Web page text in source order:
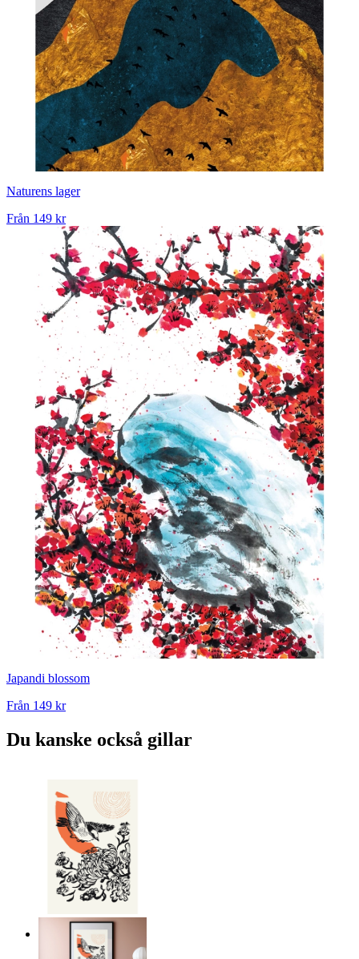
Naturens lager
Från 149 kr
Japandi blossom
Från 149 kr
Du kanske också gillar
Japandi fågelharmoni